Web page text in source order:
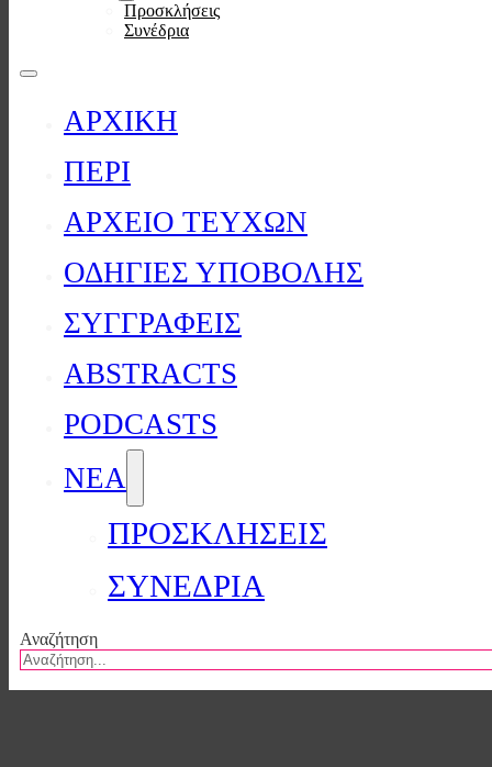
Προσκλήσεις
Συνέδρια
ΑΡΧΙΚΗ
ΠΕΡΙ
ΑΡΧΕΙΟ ΤΕΥΧΩΝ
ΟΔΗΓΙΕΣ ΥΠΟΒΟΛΗΣ
ΣΥΓΓΡΑΦΕΙΣ
ABSTRACTS
PODCASTS
ΝΕΑ
ΠΡΟΣΚΛΗΣΕΙΣ
ΣΥΝΕΔΡΙΑ
Αναζήτηση